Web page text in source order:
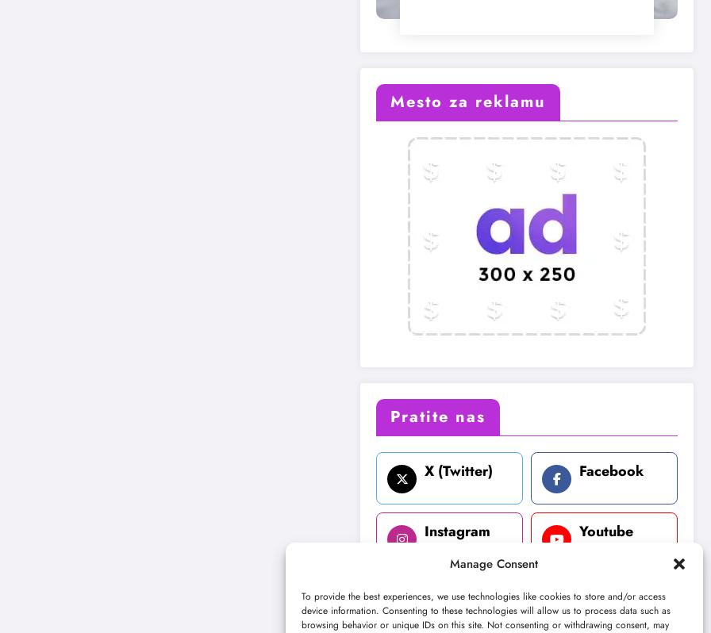
Manage Consent
To provide the best experiences, we use technologies like cookies to store and/or access
device information. Consenting to these technologies will allow us to process data such as
browsing behavior or unique IDs on this site. Not consenting or withdrawing consent, may
Mesto za reklamu
Pratite nas
X (Twitter) Facebook
Instagram Youtube
LinkedIn